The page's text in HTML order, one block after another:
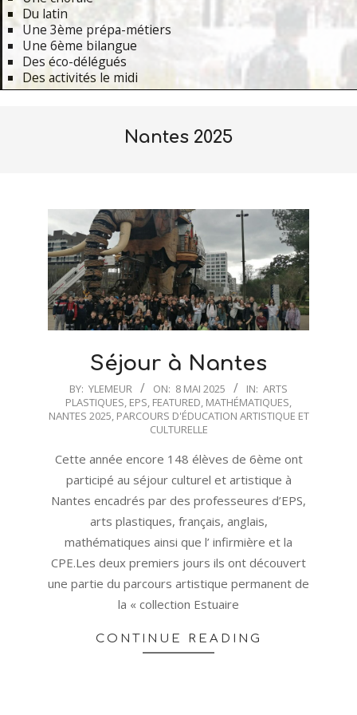
Du latin
Une 3ème prépa-métiers
Une 6ème bilangue
Des éco-délégués
Des activités le midi
Nantes 2025
Séjour à Nantes
2025-
BY: YLEMEUR ON: 8 MAI 2025 IN: ARTS
PLASTIQUES EPS FEATURED MATHÉMATIQUES
NANTES 2025 PARCOURS D'ÉDUCATION ARTISTIQUE ET
CULTURELLE
Cette année encore 148 élèves de 6ème ont
participé au séjour culturel et artistique à
Nantes encadrés par des professeures d’EPS,
arts plastiques, français, anglais,
mathématiques ainsi que l’ infirmière et la
CPE.Les deux premiers jours ils ont découvert
une partie du parcours artistique permanent de
la « collection Estuaire
CONTINUE READING